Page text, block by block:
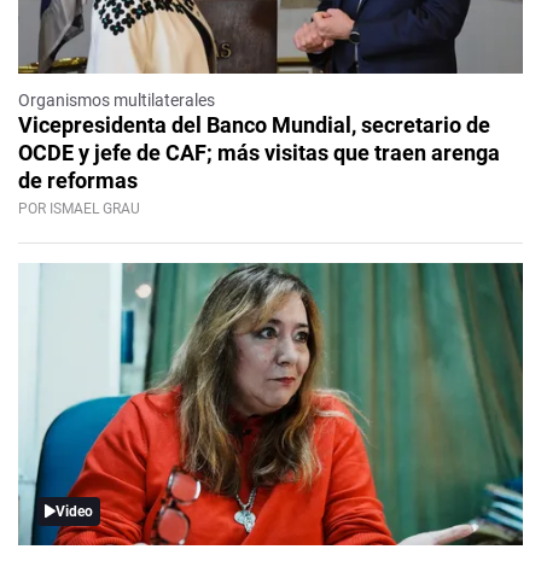
Organismos multilaterales
Vicepresidenta del Banco Mundial, secretario de
OCDE y jefe de CAF; más visitas que traen arenga
de reformas
POR ISMAEL GRAU
Video